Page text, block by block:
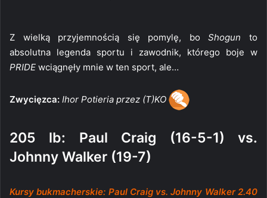
Z wielką przyjemnością się pomylę, boShogun to
absolutna legenda sportu i zawodnik, którego boje w
PRIDE wciągnęły mnie w ten sport, ale…
Zwycięzca: Ihor Potieria przez (T)KO
205 lb: Paul Craig (16-5-1) vs.
Johnny Walker (19-7)
Kursy bukmacherskie: Paul Craig vs. Johnny Walker 2.40